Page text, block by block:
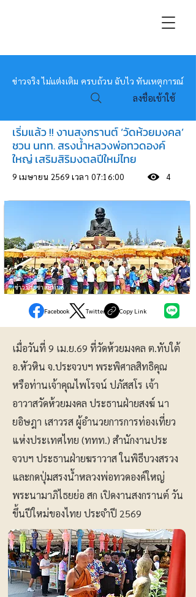
หมอข่าว
ข่าวจริง ไม่แต่งเติม ครบถ้วน ฉับไว ทันเหตุการณ์
ลงชื่อเข้าใช้
เริ่มแล้ว !! งานสงกรานต์ ‘วัดห้วยมงคล’
ชวน นทท. สรงน้ำหลวงพ่อทวดองค์
ใหญ่ เสริมสิริมงตลปีใหม่ไทย
9 เมษายน 2569 เวลา 07:16:00 4
ข่าวประชาสัมพันธ์
Facebook Twitter Copy Link
เมื่อวันที่ 9 เม.ย.69 ที่วัดห้วยมงคล ต.ทับใต้
อ.หัวหิน จ.ประจวบฯ พระพิศาลสิทธิคุณ
หรือท่านเจ้าคุณไพโรจน์ ปภัสสโร เจ้า
อาวาสวัดห้วยมงคล ประธานฝ่ายสงฆ์ นา
ยอิษฎา เสาวรส ผู้อำนวยการการท่องเที่ยว
แห่งประเทศไทย (ททท.) สำนักงานประ
จวบฯ ประธานฝ่ายฆราวาส ในพิธีบวงสรวง
และกดปุ่มสรงน้ำหลวงพ่อทวดองค์ใหญ่
พระนามาภิไธยย่อ สก เปิดงานสงกรานต์ วัน
ขึ้นปีใหม่ของไทย ประจำปี 2569